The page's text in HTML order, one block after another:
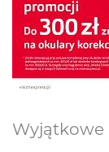
Wyjątkowe